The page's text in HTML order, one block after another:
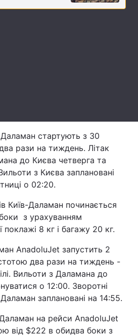
Статті
Думки
Вакансії
стартують з 30
рази на тиждень. Літак
до Києва четверга та
з Києва заплановані
о 02:20.
Київ-Даламан починається
з урахуванням
поклажі 8 кг і багажу 20 кг.
AnadoluJet запустить 2
два рази на тиждень -
Вильоти з Даламана до
о 12:00. Зворотні
заплановані на 14:55.
на рейси AnadoluJet
від $222 в обидва боки з